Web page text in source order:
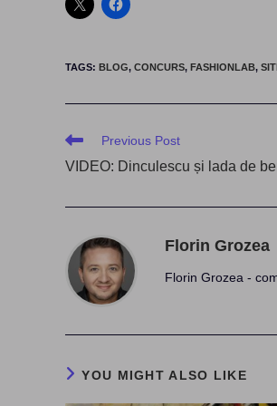
TAGS: BLOG, CONCURS, FASHIONLAB,
Read
articles
Previous Post
VIDEO: Dinculescu și lada de
Florin Grozea
Florin Grozea -
YOU MIGHT ALSO LIKE